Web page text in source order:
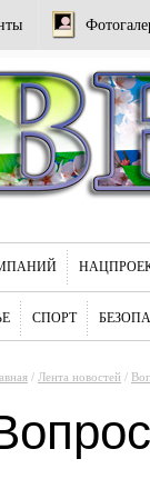
СПОРТ
/ Лента новостей /